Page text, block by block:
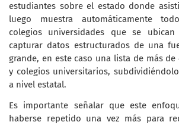
estudiantes sobre el estado donde
luego muestra automáticamente
colegios universidades que se
capturar datos estructurados de una
grande, en este caso una lista de más de
y colegios universitarios,
a nivel estatal.
Es importante señalar que este
haberse repetido una vez más para